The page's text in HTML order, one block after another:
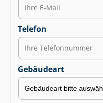
Telefon
Gebäudeart